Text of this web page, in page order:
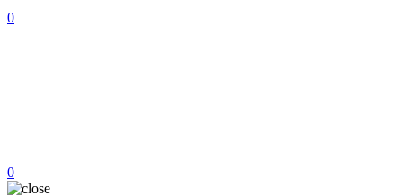
0
0